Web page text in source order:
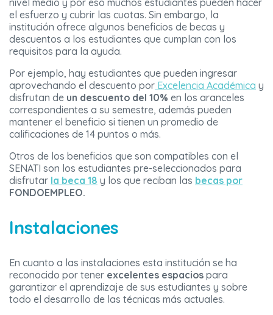
nivel medio y por eso muchos estudiantes pueden hacer
el esfuerzo y cubrir las cuotas. Sin embargo, la
institución ofrece algunos beneficios de becas y
descuentos a los estudiantes que cumplan con los
requisitos para la ayuda.
Por ejemplo, hay estudiantes que pueden ingresar
aprovechando el descuento por Excelencia Académica y
disfrutan de un descuento del 10% en los aranceles
correspondientes a su semestre, además pueden
mantener el beneficio si tienen un promedio de
calificaciones de 14 puntos o más.
Otros de los beneficios que son compatibles con el
SENATI son los estudiantes pre-seleccionados para
disfrutar la beca 18 y los que reciban las becas por
FONDOEMPLEO.
Instalaciones
En cuanto a las instalaciones esta institución se ha
reconocido por tener excelentes espacios para
garantizar el aprendizaje de sus estudiantes y sobre
todo el desarrollo de las técnicas más actuales.